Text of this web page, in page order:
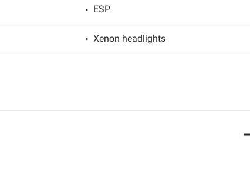
ESP
Xenon headlights